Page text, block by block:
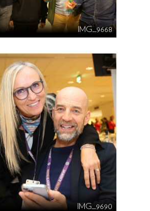
IMG_9668
IMG_9690